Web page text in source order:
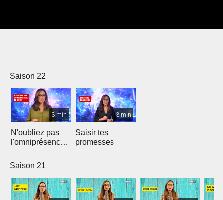
Saison 22
3 min
N'oubliez pas
l'omniprésence
3 min
Saisir tes
promesses
Saison 21